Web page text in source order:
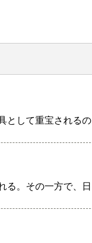
として重宝されるの
る。その一方で、日